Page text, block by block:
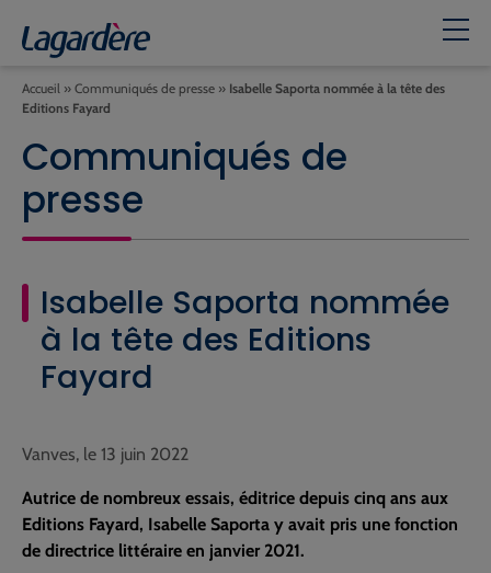
Accueil » Communiqués de presse » Isabelle Saporta nommée à la tête des
Editions Fayard
Communiqués de
presse
Isabelle Saporta nommée
à la tête des Editions
Fayard
Vanves, le 13 juin 2022
Autrice de nombreux essais, éditrice depuis cinq ans aux
Editions Fayard, Isabelle Saporta y avait pris une fonction
de directrice littéraire en janvier 2021.